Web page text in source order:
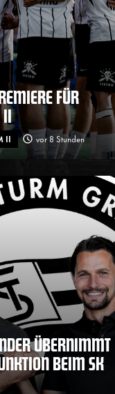
FÜR
II
II vor 8 Stunden
ÜBERNIMMT
BEIM SK